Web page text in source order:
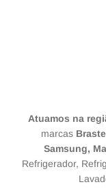
Atuamos na
marcas
Samsung,
Refrigerador,